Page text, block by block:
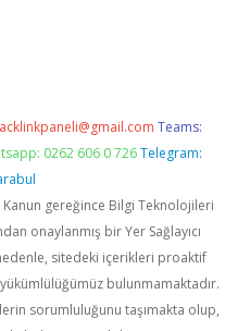
Teams:
0262 606 0 726 Telegram:
Kanun gereğince Bilgi Teknolojileri
onaylanmış bir Yer Sağlayıcı
sitedeki içerikleri proaktif
bulunmamaktadır.
sorumluluğunu taşımakta olup,